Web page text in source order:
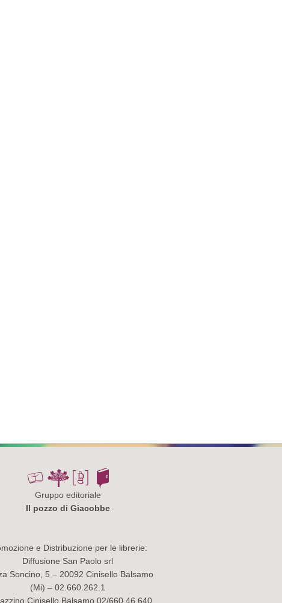
Gruppo editoriale
Il pozzo di Giacobbe
e Distribuzione per le librerie:
Diffusione San Paolo srl
Soncino, 5 – 20092 Cinisello Balsamo
(Mi) – 02.660.262.1
Cinisello Balsamo 02/660.46.640